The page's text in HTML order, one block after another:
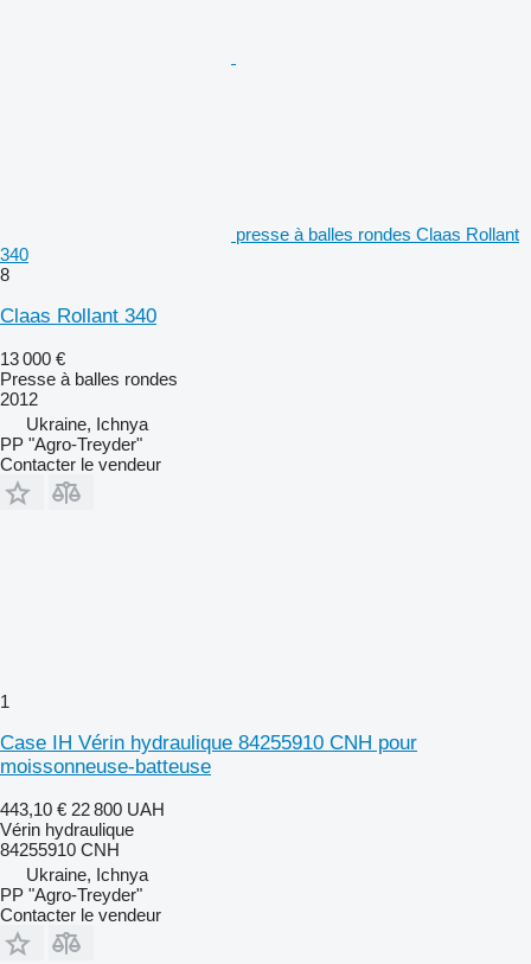
presse à balles rondes Claas Rollant
340
8
Claas Rollant 340
13 000 €
Presse à balles rondes
2012
Ukraine, Ichnya
PP "Agro-Treyder"
Contacter le vendeur
1
Case IH Vérin hydraulique 84255910 CNH pour
moissonneuse-batteuse
443,10 € 22 800 UAH
Vérin hydraulique
84255910 CNH
Ukraine, Ichnya
PP "Agro-Treyder"
Contacter le vendeur